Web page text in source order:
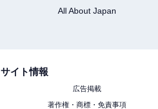
All About Japan
サイト情報
広告掲載
著作権・商標・免責事項